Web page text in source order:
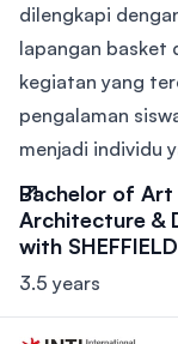
dilengkapi
lapangan basket
kegiatan yang
pengalaman
menjadi individu
Bachelor of
Architecture &
with
3.5 years